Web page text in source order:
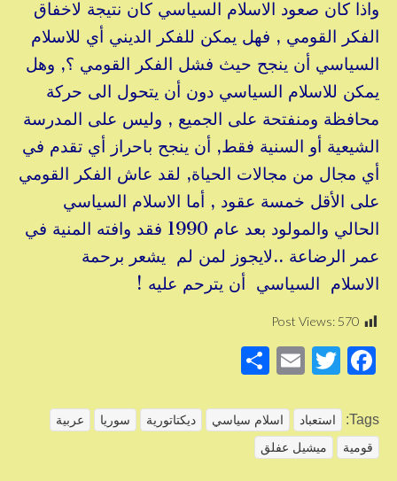
واذا كان صعود الاسلام السياسي كان نتيجة لاخفاق
الفكر القومي , فهل يمكن للفكر الديني أي للاسلام
السياسي أن ينجح حيث فشل الفكر القومي ؟, وهل
يمكن للاسلام السياسي دون أن يتحول الى حركة
محافظة ومنفتحة على الجميع , وليس على المدرسة
الشيعية أو السنية فقط, أن ينجح باحراز أي تقدم في
أي مجال من مجالات الحياة, لقد عاش الفكر القومي
على الأقل خمسة عقود , أما الاسلام السياسي
الحالي والمولود بعد عام 1990 فقد وافته المنية في
عمر الرضاعة ..لايجوز لمن لم يشعر برحمة
الاسلام السياسي أن يترحم عليه !
Post Views: 570
F
c
e
T
tt
er
E
ail
ar
Tags: استعباد اسلام سياسي ديكتاتورية سوريا
عربية
قومية
ميشيل عفلق